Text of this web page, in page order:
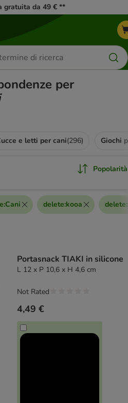
gratuita da 49 € **
per
e letti per cani(296) Giochi
Popolarità
:Cani delete:kooa delete:
Portasnack TIAKI in silicone
L 12 x P 10,6 x H 4,6 cm
4,49 €
Not Rated